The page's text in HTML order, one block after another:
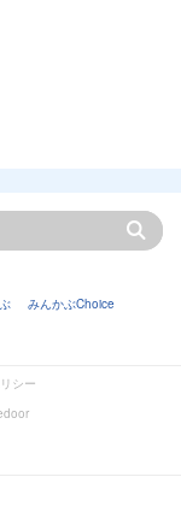
みんかぶChoice
シー